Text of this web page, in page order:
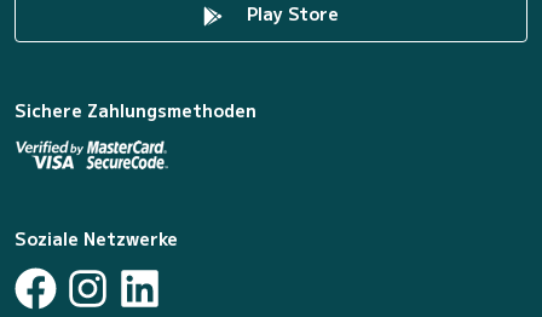
Play Store
Sichere Zahlungsmethoden
Soziale Netzwerke